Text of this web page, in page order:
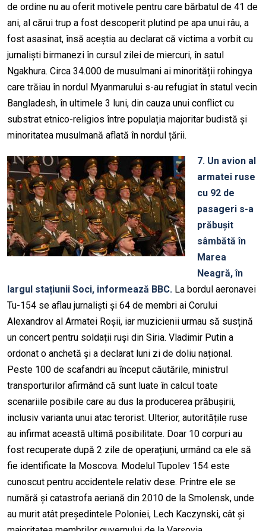
de ordine nu au oferit motivele pentru care bărbatul de 41 de
ani, al cărui trup a fost descoperit plutind pe apa unui râu, a
fost asasinat, însă aceștia au declarat că victima a vorbit cu
jurnaliști birmanezi în cursul zilei de miercuri, în satul
Ngakhura. Circa 34.000 de musulmani ai minorității rohingya
care trăiau în nordul Myanmarului s-au refugiat în statul vecin
Bangladesh, în ultimele 3 luni, din cauza unui conflict cu
substrat etnico-religios între populația majoritar budistă și
minoritatea musulmană aflată în nordul țării.
7. Un avion al
armatei ruse
cu 92 de
pasageri s-a
prăbușit
sâmbătă în
Marea
Neagră, în
largul stațiunii Soci, informează BBC. La bordul aeronavei
Tu-154 se aflau jurnaliști și 64 de membri ai Corului
Alexandrov al Armatei Roșii, iar muzicienii urmau să susțină
un concert pentru soldații ruși din Siria. Vladimir Putin a
ordonat o anchetă și a declarat luni zi de doliu național.
Peste 100 de scafandri au început căutările, ministrul
transporturilor afirmând că sunt luate în calcul toate
scenariile posibile care au dus la producerea prăbușirii,
inclusiv varianta unui atac terorist. Ulterior, autoritățile ruse
au infirmat această ultimă posibilitate. Doar 10 corpuri au
fost recuperate după 2 zile de operațiuni, urmând ca ele să
fie identificate la Moscova. Modelul Tupolev 154 este
cunoscut pentru accidentele relativ dese. Printre ele se
numără și catastrofa aeriană din 2010 de la Smolensk, unde
au murit atât președintele Poloniei, Lech Kaczynski, cât și